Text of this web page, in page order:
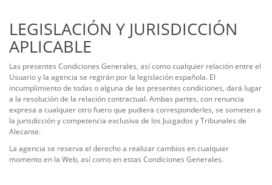
LEGISLACIÓN Y JURISDICCIÓN
APLICABLE
Las presentes Condiciones Generales, así como cualquier relación entre el
Usuario y la agencia se regirán por la legislación española. El
incumplimiento de todas o alguna de las presentes condiciones, dará lugar
a la resolución de la relación contractual. Ambas partes, con renuncia
expresa a cualquier otro fuero que pudiera corresponderles, se someten a
la jurisdicción y competencia exclusiva de los Juzgados y Tribunales de
Alecante.
La agencia se reserva el derecho a realizar cambios en cualquier
momento en la Web, así como en estas Condiciones Generales.